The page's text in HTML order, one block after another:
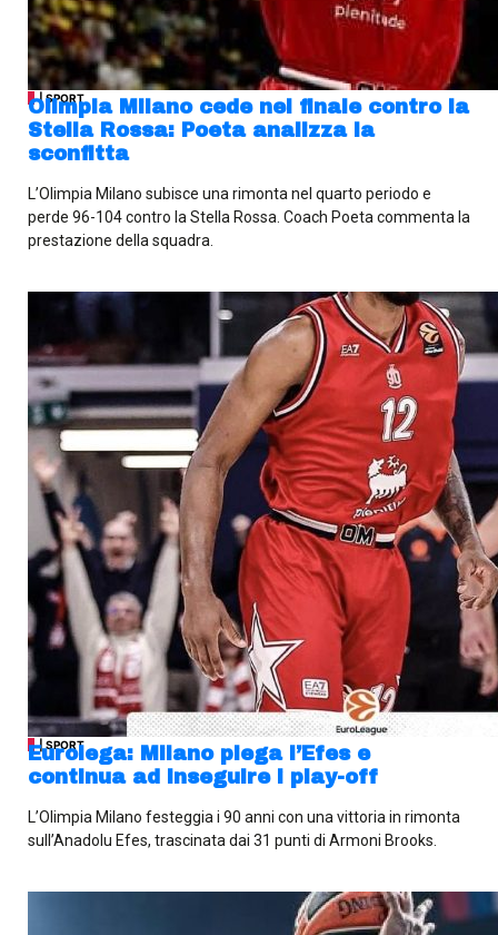
| SPORT
Olimpia Milano cede nel finale contro la
Stella Rossa: Poeta analizza la
sconfitta
L’Olimpia Milano subisce una rimonta nel quarto periodo e
perde 96-104 contro la Stella Rossa. Coach Poeta commenta la
prestazione della squadra.
| SPORT
Eurolega: Milano piega l’Efes e
continua ad inseguire i play-off
L’Olimpia Milano festeggia i 90 anni con una vittoria in rimonta
sull’Anadolu Efes, trascinata dai 31 punti di Armoni Brooks.